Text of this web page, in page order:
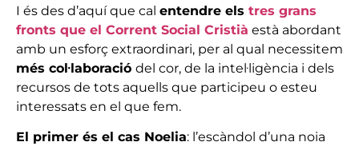
I és des d’aquí que cal entendre els tres grans
fronts que el Corrent Social Cristià està abordant
amb un esforç extraordinari, per al qual necessitem
més col·laboració del cor, de la intel·ligència i dels
recursos de tots aquells que participeu o esteu
interessats en el que fem.
El primer és el cas Noelia: l’escàndol d’una noia